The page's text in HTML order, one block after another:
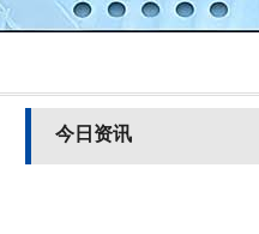
今日资讯